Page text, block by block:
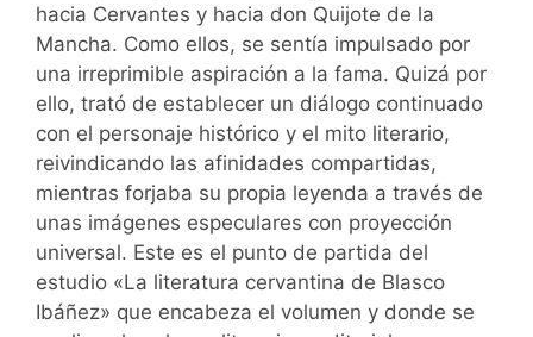
hacia Cervantes y hacia don Quijote de la
Mancha. Como ellos, se sentía impulsado por
una irreprimible aspiración a la fama. Quizá por
ello, trató de establecer un diálogo continuado
con el personaje histórico y el mito literario,
reivindicando las afinidades compartidas,
mientras forjaba su propia leyenda a través de
unas imágenes especulares con proyección
universal. Este es el punto de partida del
estudio «La literatura cervantina de Blasco
Ibáñez» que encabeza el volumen y donde se